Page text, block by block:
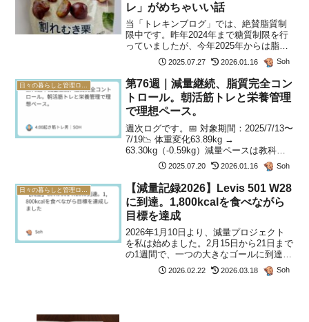
レ」がめちゃいい話
当「トレキンブログ」では、絶賛脂質制
限中です。昨年2024年まで糖質制限を行
っていましたが、今年2025年からは脂質
制限です。さて、脂質制限中に「甘いも
のが食べたい」「でもプロテインバーじ
ゃ味気ない」そんな方にぴったりの間食
テンプレを見つけ...
2025.07.27 2026.01.16 Soh
日々の暮らしと管理ログ(2026年)
第76週｜減量継続、脂質完全コン
トロール。朝活筋トレと栄養管理
で理想ペース。
週次ログです。📅 対象期間：2025/7/13〜
7/19📉 体重変化63.89kg →
63.30kg（-0.59kg）減量ペースは教科書
のよう。（毎週、週0.5kg程度減らせれば
いいね）脂肪減＋筋肉維持がうまく両立
できていると判断していま...
2025.07.20 2026.01.16 Soh
【減量記録2026】Levis 501 W28
に到達。1,800kcalを食べながら
目標を達成
2026年1月10日より、減量プロジェクト
を私は始めました。2月15日から21日まで
の1週間で、一つの大きなゴールに到達す
ることができました。私は自分のダイエ
ットにおいて、信頼している物差しがあ
2026.02.22 2026.03.18 Soh